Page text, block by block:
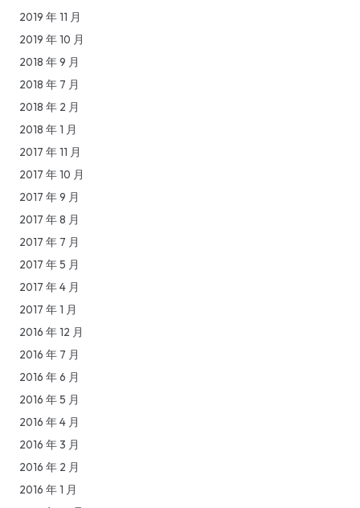
2019 年 11 月
2019 年 10 月
2018 年 9 月
2018 年 7 月
2018 年 2 月
2018 年 1 月
2017 年 11 月
2017 年 10 月
2017 年 9 月
2017 年 8 月
2017 年 7 月
2017 年 5 月
2017 年 4 月
2017 年 1 月
2016 年 12 月
2016 年 7 月
2016 年 6 月
2016 年 5 月
2016 年 4 月
2016 年 3 月
2016 年 2 月
2016 年 1 月